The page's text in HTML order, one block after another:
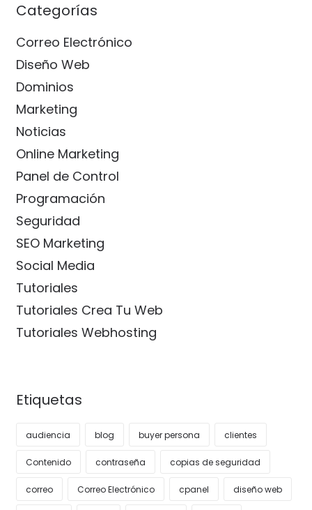
Categorías
Correo Electrónico
Diseño Web
Dominios
Marketing
Noticias
Online Marketing
Panel de Control
Programación
Seguridad
SEO Marketing
Social Media
Tutoriales
Tutoriales Crea Tu Web
Tutoriales Webhosting
Etiquetas
audiencia blog buyer persona clientes
Contenido contraseña copias de seguridad
correo Correo Electrónico cpanel diseño web